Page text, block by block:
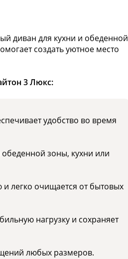
диван для кухни и обеденной
создать уютное место
3 Люкс:
удобство во время
зоны, кухни или
и легко очищается от бытовых
нагрузку и сохраняет
любых размеров.